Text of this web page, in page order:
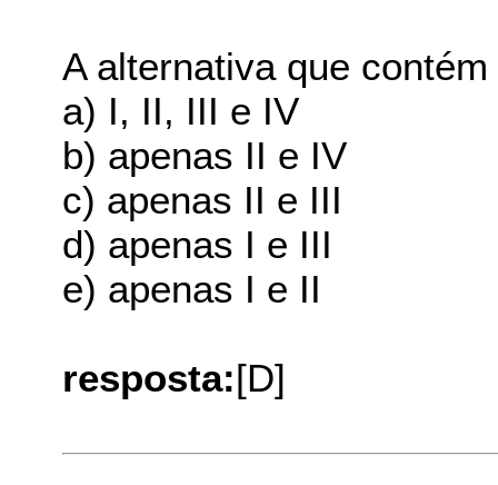
A alternativa que
a) I, II, III e IV
b) apenas II e IV
c) apenas II e III
d) apenas I e III
e) apenas I e II
resposta:[D]